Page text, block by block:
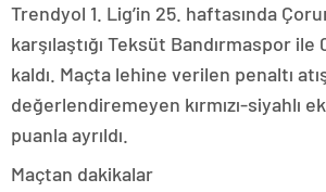
Trendyol 1. Lig’in 25. haftasında
karşılaştığı Teksüt Bandırmaspor
kaldı. Maçta lehine verilen penaltı
değerlendiremeyen kırmızı-siyahlı
puanla ayrıldı.
Maçtan dakikalar